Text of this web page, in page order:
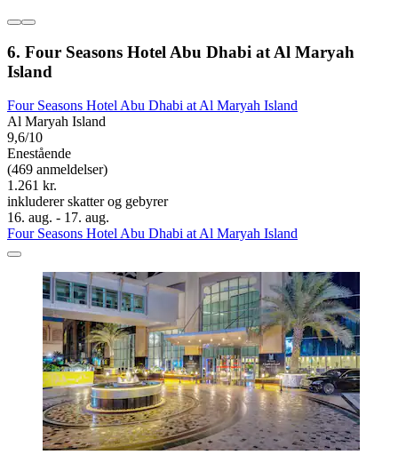
6. Four Seasons Hotel Abu Dhabi at Al Maryah
Island
Four Seasons Hotel Abu Dhabi at Al Maryah Island
Al Maryah Island
9,6/10
Enestående
(469 anmeldelser)
1.261 kr.
inkluderer skatter og gebyrer
16. aug. - 17. aug.
Four Seasons Hotel Abu Dhabi at Al Maryah Island